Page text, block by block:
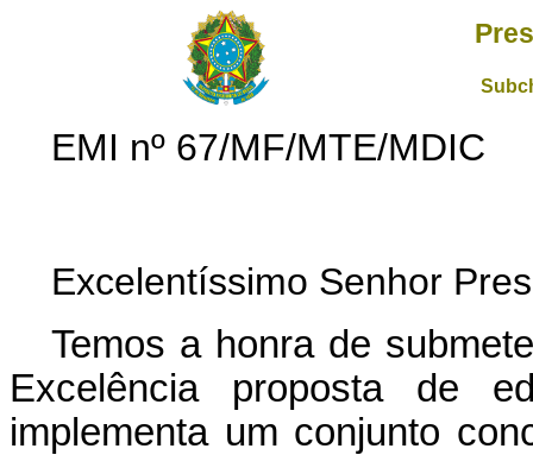
EMI nº 67/MF/MTE/MDIC
Excelentíssimo Senhor
Temos a honra de
Excelência proposta de
implementa um conjunto